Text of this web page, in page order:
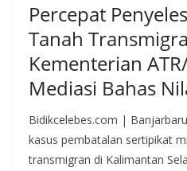
Percepat
Tanah
Kementerian
Mediasi Bahas
Bidikcelebes.com |
kasus pembatalan sertipikat
transmigran di Kalimantan